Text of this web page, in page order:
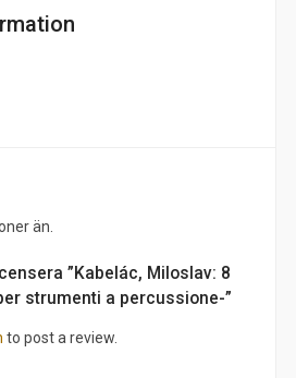
än.
”Kabelác, Miloslav: 8
strumenti a percussione-”
to post a review.